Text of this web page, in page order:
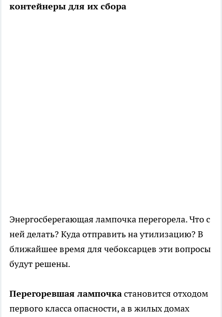
контейнеры для их сбора
Энергосберегающая лампочка перегорела. Что с
ней делать? Куда отправить на утилизацию? В
ближайшее время для чебоксарцев эти вопросы
будут решены.
Перегоревшая лампочкастановится отходом
первого класса опасности, а в жилых домах